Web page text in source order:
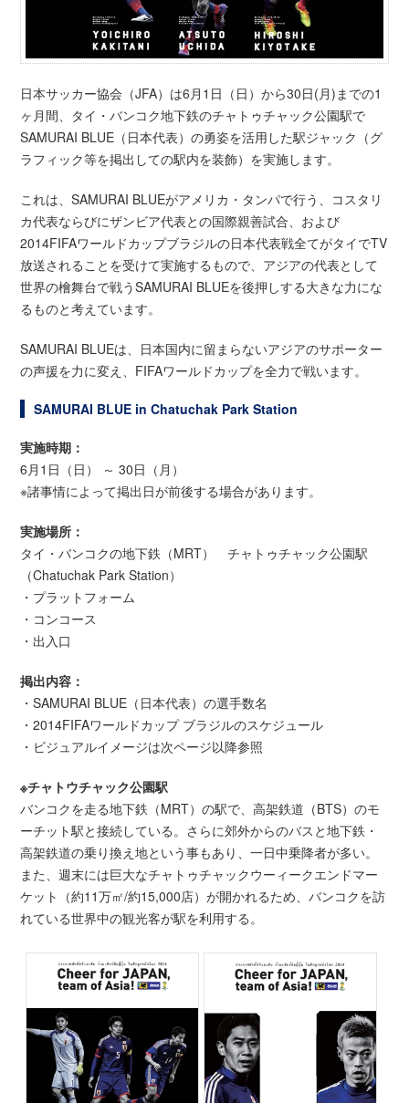
日本サッカー協会（JFA）は6月1日（日）から30日(月)までの1
ヶ月間、タイ・バンコク地下鉄のチャトゥチャック公園駅で
SAMURAI BLUE（日本代表）の勇姿を活用した駅ジャック（グ
ラフィック等を掲出しての駅内を装飾）を実施します。
これは、SAMURAI BLUEがアメリカ・タンパで行う、コスタリ
カ代表ならびにザンビア代表との国際親善試合、および
2014FIFAワールドカップブラジルの日本代表戦全てがタイでTV
放送されることを受けて実施するもので、アジアの代表として
世界の檜舞台で戦うSAMURAI BLUEを後押しする大きな力にな
るものと考えています。
SAMURAI BLUEは、日本国内に留まらないアジアのサポーター
の声援を力に変え、FIFAワールドカップを全力で戦います。
SAMURAI BLUE in Chatuchak Park Station
実施時期：
6月1日（日） ～ 30日（月）
※諸事情によって掲出日が前後する場合があります。
実施場所：
タイ・バンコクの地下鉄（MRT） チャトゥチャック公園駅
（Chatuchak Park Station）
・プラットフォーム
・コンコース
・出入口
掲出内容：
・SAMURAI BLUE（日本代表）の選手数名
・2014FIFAワールドカップ ブラジルのスケジュール
・ビジュアルイメージは次ページ以降参照
※チャトウチャック公園駅
バンコクを走る地下鉄（MRT）の駅で、高架鉄道（BTS）のモ
ーチット駅と接続している。さらに郊外からのバスと地下鉄・
高架鉄道の乗り換え地という事もあり、一日中乗降者が多い。
また、週末には巨大なチャトゥチャックウーィークエンドマー
ケット（約11万㎡/約15,000店）が開かれるため、バンコクを訪
れている世界中の観光客が駅を利用する。